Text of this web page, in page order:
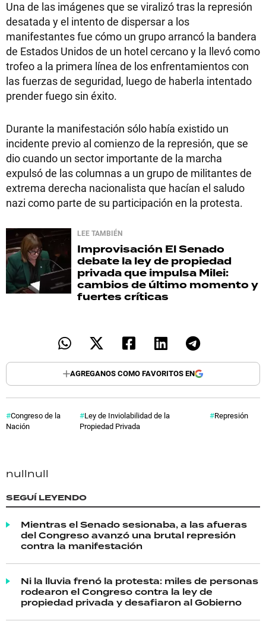
Una de las imágenes que se viralizó tras la represión
desatada y el intento de dispersar a los
manifestantes fue cómo un grupo arrancó la bandera
de Estados Unidos de un hotel cercano y la llevó como
trofeo a la primera línea de los enfrentamientos con
las fuerzas de seguridad, luego de haberla intentado
prender fuego sin éxito.
Durante la manifestación sólo había existido un
incidente previo al comienzo de la represión, que se
dio cuando un sector importante de la marcha
expulsó de las columnas a un grupo de militantes de
extrema derecha nacionalista que hacían el saludo
nazi como parte de su participación en la protesta.
LEE TAMBIÉN
Improvisación El Senado
debate la ley de propiedad
privada que impulsa Milei:
cambios de último momento y
fuertes críticas
AGREGANOS COMO FAVORITOS EN
Congreso de la
Nación
Ley de Inviolabilidad de la
Propiedad Privada
Represión
nullnull
SEGUÍ LEYENDO
Mientras el Senado sesionaba, a las afueras
del Congreso avanzó una brutal represión
contra la manifestación
Ni la lluvia frenó la protesta: miles de personas
rodearon el Congreso contra la ley de
propiedad privada y desafiaron al Gobierno